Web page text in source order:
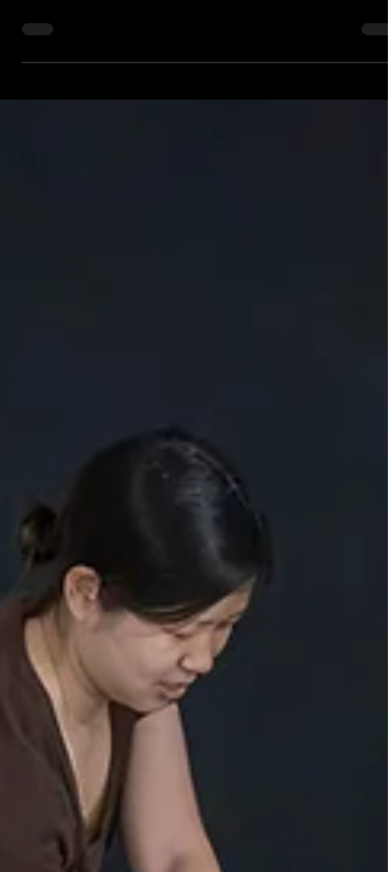
accompagnés de leurs enseignants et de plusieurs
parents, se sont retrouvés pour une sortie conviviale